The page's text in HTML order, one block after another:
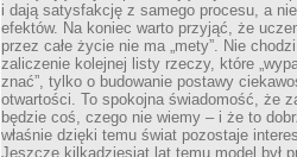
i dają satysfakcję z samego procesu, a
efektów. Na koniec warto przyjąć, że
przez całe życie nie ma „mety”. Nie
zaliczenie kolejnej listy rzeczy, które
znać”, tylko o budowanie postawy
otwartości. To spokojna świadomość, że
będzie coś, czego nie wiemy – i że to
właśnie dzięki temu świat pozostaje
Jeszcze kilkadziesiąt lat temu model był